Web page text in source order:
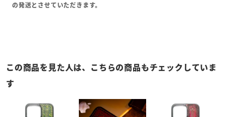
の発送とさせていただきます。
この商品を見た人は、こちらの商品もチェックしていま
す